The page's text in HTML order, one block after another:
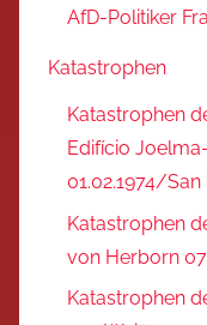
AfD-Politiker
Katastrophen
Katastrophen
Edifício
01.02.1974/San
Katastrophen
von Herborn
Katastrophen